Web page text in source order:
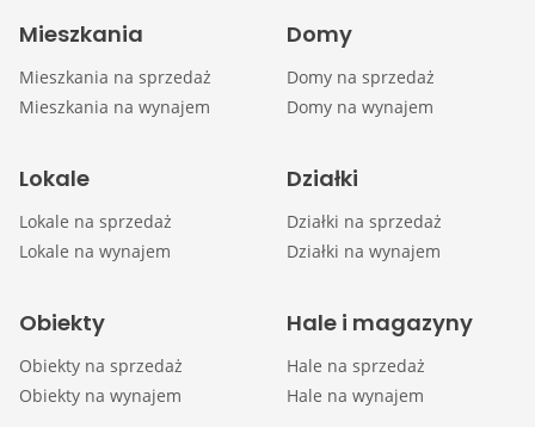
Mieszkania
Mieszkania na sprzedaż
Mieszkania na wynajem
Domy
Domy na sprzedaż
Domy na wynajem
Lokale
Lokale na sprzedaż
Lokale na wynajem
Działki
Działki na sprzedaż
Działki na wynajem
Obiekty
Obiekty na sprzedaż
Obiekty na wynajem
Hale i magazyny
Hale na sprzedaż
Hale na wynajem